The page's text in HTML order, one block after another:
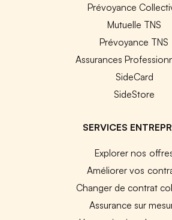
Prévoyance
Mutuelle TNS
Prévoyance TNS
Assurances
SideCard
SideStore
SERVICES
Explorer nos
Améliorer vos
Changer de contrat
Assurance sur